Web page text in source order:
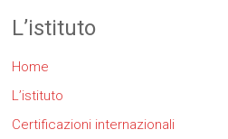
L’istituto
Home
L’istituto
Certificazioni internazionali